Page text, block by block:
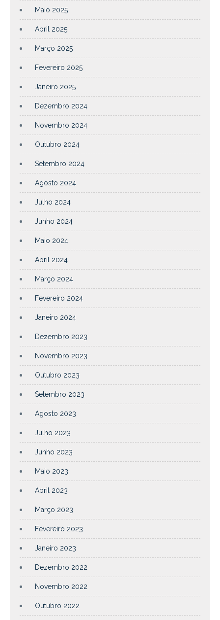
Maio 2025
Abril 2025
Março 2025
Fevereiro 2025
Janeiro 2025
Dezembro 2024
Novembro 2024
Outubro 2024
Setembro 2024
Agosto 2024
Julho 2024
Junho 2024
Maio 2024
Abril 2024
Março 2024
Fevereiro 2024
Janeiro 2024
Dezembro 2023
Novembro 2023
Outubro 2023
Setembro 2023
Agosto 2023
Julho 2023
Junho 2023
Maio 2023
Abril 2023
Março 2023
Fevereiro 2023
Janeiro 2023
Dezembro 2022
Novembro 2022
Outubro 2022